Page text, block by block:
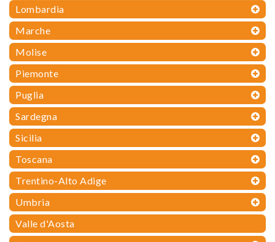
Lombardia
Marche
Molise
Piemonte
Puglia
Sardegna
Sicilia
Toscana
Trentino-Alto Adige
Umbria
Valle d'Aosta